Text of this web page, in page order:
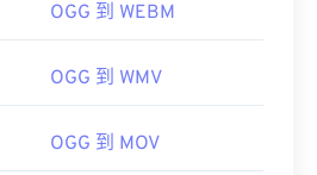
OGG 到 WEBM
OGG 到 WMV
OGG 到 MOV